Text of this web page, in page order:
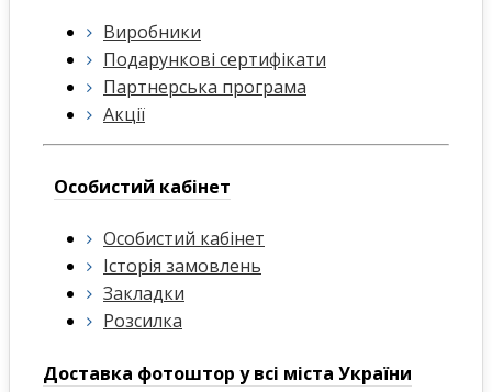
Виробники
Подарункові сертифікати
Партнерська програма
Акції
Особистий кабінет
Особистий кабінет
Історія замовлень
Закладки
Розсилка
Доставка фотоштор у всі міста України